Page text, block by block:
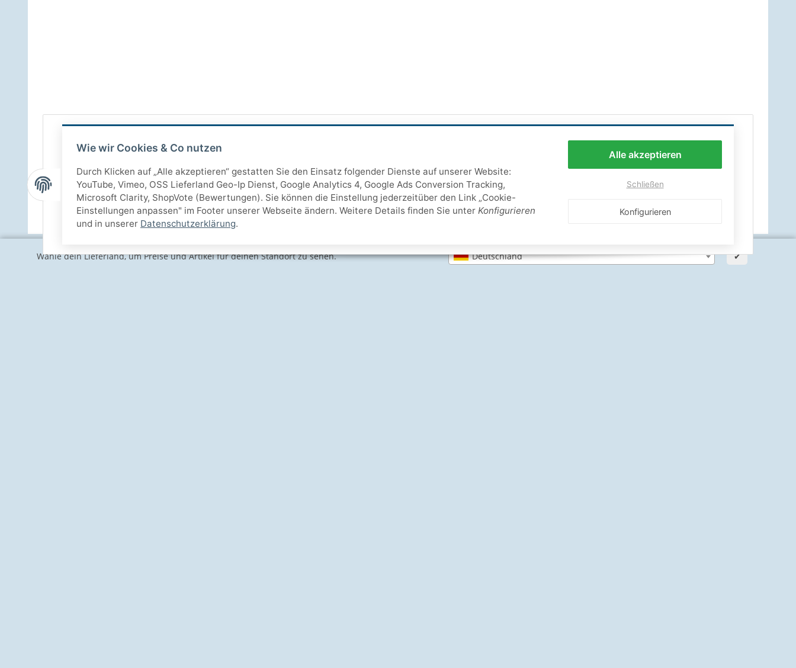
Wähle dein Lieferland, um Preise und Artikel für deinen Standort zu sehen. Deutschland ✔
SICHERE ZAHLARTEN
Wie wir Cookies & Co nutzen
Durch Klicken auf „Alle akzeptieren“ gestatten Sie den Einsatz folgender Dienste auf unserer Website:
YouTube, Vimeo, OSS Lieferland Geo-Ip Dienst, Google Analytics 4, Google Ads Conversion Tracking,
Microsoft Clarity, ShopVote (Bewertungen). Sie können die Einstellung jederzeitüber den Link „Cookie-
Einstellungen anpassen" im Footer unserer Webseite ändern. Weitere Details finden Sie unter Konfigurieren
und in unserer Datenschutzerklärung.
Alle akzeptieren
Schließen
Konfigurieren